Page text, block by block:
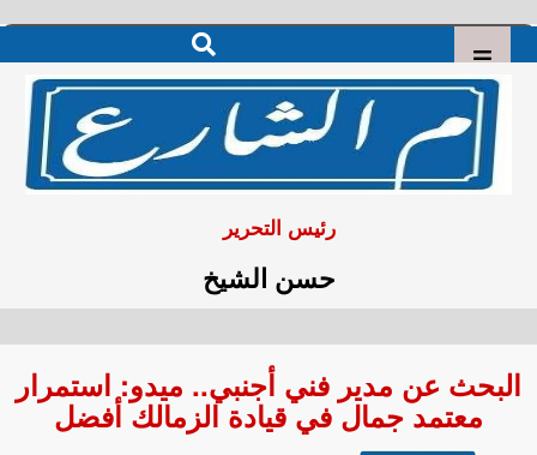
رئيس التحرير
حسن الشيخ
البحث عن مدير فني أجنبي.. ميدو: استمرار
معتمد جمال في قيادة الزمالك أفضل